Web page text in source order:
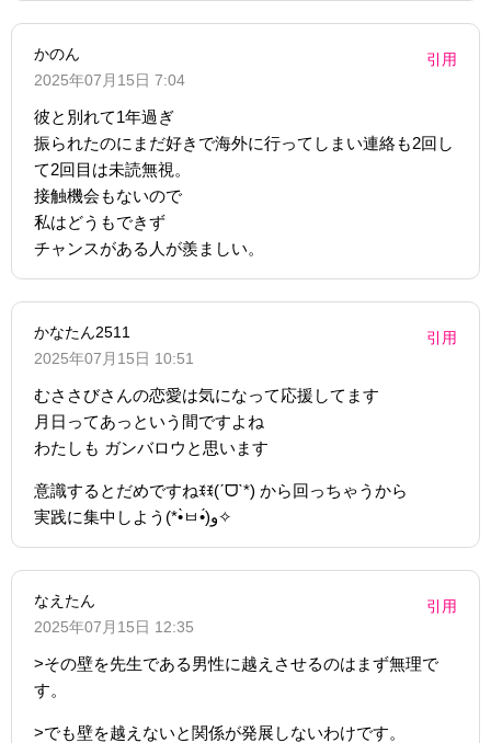
かのん
2025年07月15日 7:04
引用
彼と別れて1年過ぎ
振られたのにまだ好きで海外に行ってしまい連絡も2回し
て2回目は未読無視。
接触機会もないので
私はどうもできず
チャンスがある人が羨ましい。
かなたん2511
2025年07月15日 10:51
引用
むささびさんの恋愛は気になって応援してます
月日ってあっという間ですよね
わたしも ガンバロウと思います
意識するとだめですねꉂꉂ(ˊᗜˋ*) から回っちゃうから
実践に集中しよう(*•̀ㅂ•́)و✧
なえたん
2025年07月15日 12:35
引用
>その壁を先生である男性に越えさせるのはまず無理で
す。
>でも壁を越えないと関係が発展しないわけです。